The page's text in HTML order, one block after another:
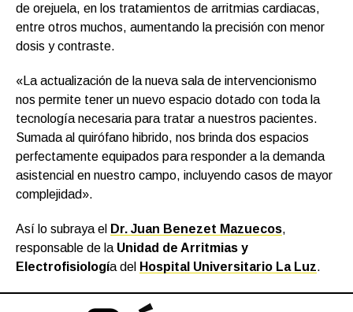
de orejuela, en los tratamientos de arritmias cardiacas,
entre otros muchos, aumentando la precisión con menor
dosis y contraste.
«La actualización de la nueva sala de intervencionismo
nos permite tener un nuevo espacio dotado con toda la
tecnología necesaria para tratar a nuestros pacientes.
Sumada al quirófano hibrido, nos brinda dos espacios
perfectamente equipados para responder a la demanda
asistencial en nuestro campo, incluyendo casos de mayor
complejidad».
Así lo subraya el Dr. Juan Benezet Mazuecos,
responsable de la Unidad de Arritmias y
Electrofisiología del Hospital Universitario La Luz.